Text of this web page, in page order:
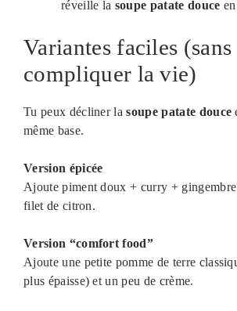
réveille la soupe patate douce
Variantes faciles (sans
compliquer la vie)
Tu peux décliner lasoupe patate douce
même base.
Version épicée
Ajoute piment doux + curry +
filet de citron.
Version “comfort food”
Ajoute une petite pomme de terre
plus épaisse) et un peu de crème.